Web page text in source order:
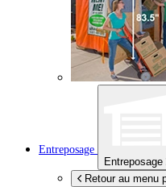
Entreposage
Entreposage
Retour au menu